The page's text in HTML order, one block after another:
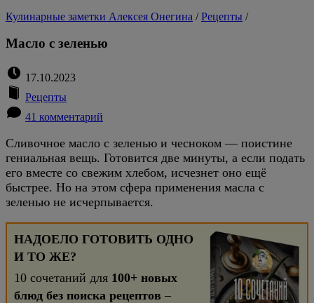
Кулинарные заметки Алексея Онегина /Рецепты /
Масло с зеленью
17.10.2023
Рецепты
41 комментарий
Сливочное масло с зеленью и чесноком — поистине
гениальная вещь. Готовится две минуты, а если подать
его вместе со свежим хлебом, исчезнет оно ещё
быстрее. Но на этом сфера применения масла с
зеленью не исчерпывается.
НАДОЕЛО ГОТОВИТЬ ОДНО
И ТО ЖЕ?
10 сочетаний для 100+ новых
блюд без поиска рецептов –